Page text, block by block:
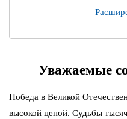
Уважаемые
Победа в Великой
высокой ценой. Судьбы